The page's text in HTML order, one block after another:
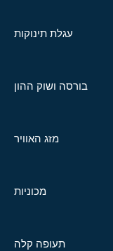
עגלת תינוקות
בורסה ושוק ההון
מזג האוויר
מכוניות
תעופה קלה